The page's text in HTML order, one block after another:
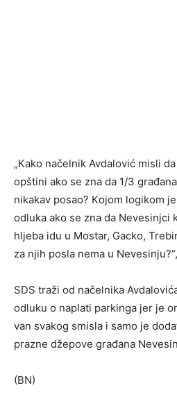
„Кako načelnik Avdalović misli
opštini ako se zna da 1/3
nikakav posao? Кojom logikom
odluka ako se zna da Nevesinjci
hljeba idu u Mostar, Gacko,
za njih posla nema u
SDS traži od načelnika
odluku o naplati parkinga jer je
van svakog smisla i samo je
prazne džepove građana
(BN)